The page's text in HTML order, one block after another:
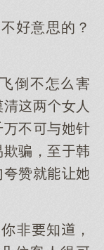
意思的？
倒不怎害
清两女人
万不与针
欺骗，至韩
夸赞就让
非知，